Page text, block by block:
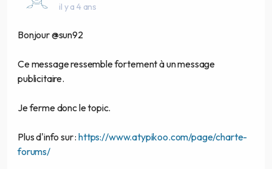
il y a 4 ans
Bonjour @sun92
Ce message ressemble fortement à un message
publicitaire.
Je ferme donc le topic.
Plus d'info sur :https://www.atypikoo.com/page/charte-
forums/